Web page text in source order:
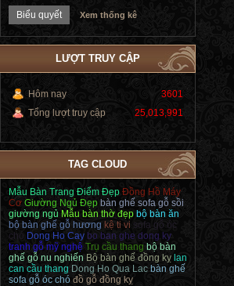
Xem thống kê
LƯỢT TRUY CẬP
Hôm nay
3601
Tổng lượt truy cập
25,013,991
TAG CLOUD
Mẫu Bàn Trang Điểm Đẹp Đồng Hồ Máy
Cơ Giường Ngủ Đẹp bàn ghế sofa gỗ sồi
giường ngủ Mẫu bàn thờ đẹp bộ bàn ăn
bộ bàn ghế gỗ hương kệ ti vi sofa gỗ óc
chó Dong Ho Cay bo ban ghe dong ky
tranh gỗ mỹ nghệ Trụ cầu thang bộ bàn
ghế gỗ nu nghiến Bộ bàn ghế đồng kỵ lan
can cầu thang Dong Ho Qua Lac bàn ghế
sofa gỗ óc chó đồ gỗ đồng kỵ